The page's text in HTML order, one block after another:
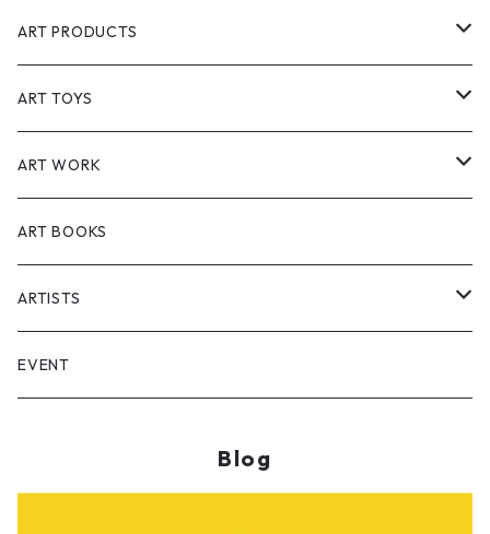
Cyberpunk 2077 & Edgerunners
Creasidence
Starforged
Meguri
Shirt
Vest
Polo shirt
Hoodies
Workwear
Short pants
Hat
Accessories
Bag
Socks
ART PRODUCTS
Interior
Lifestyle
Postcards
ART TOYS
Sofvi
Figure
ART WORK
Painting
Prints
Installation
Calligraphy works
ART BOOKS
ARTISTS
Dian/静電場朔
OSAMU SATO/佐藤理
EVENT
Blog